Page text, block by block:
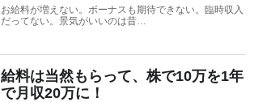
お給料が増えない。ボーナスも期待できない。臨時収入
だってない。景気がいいのは昔…
給料は当然もらって、株で10万を1年
で月収20万に！